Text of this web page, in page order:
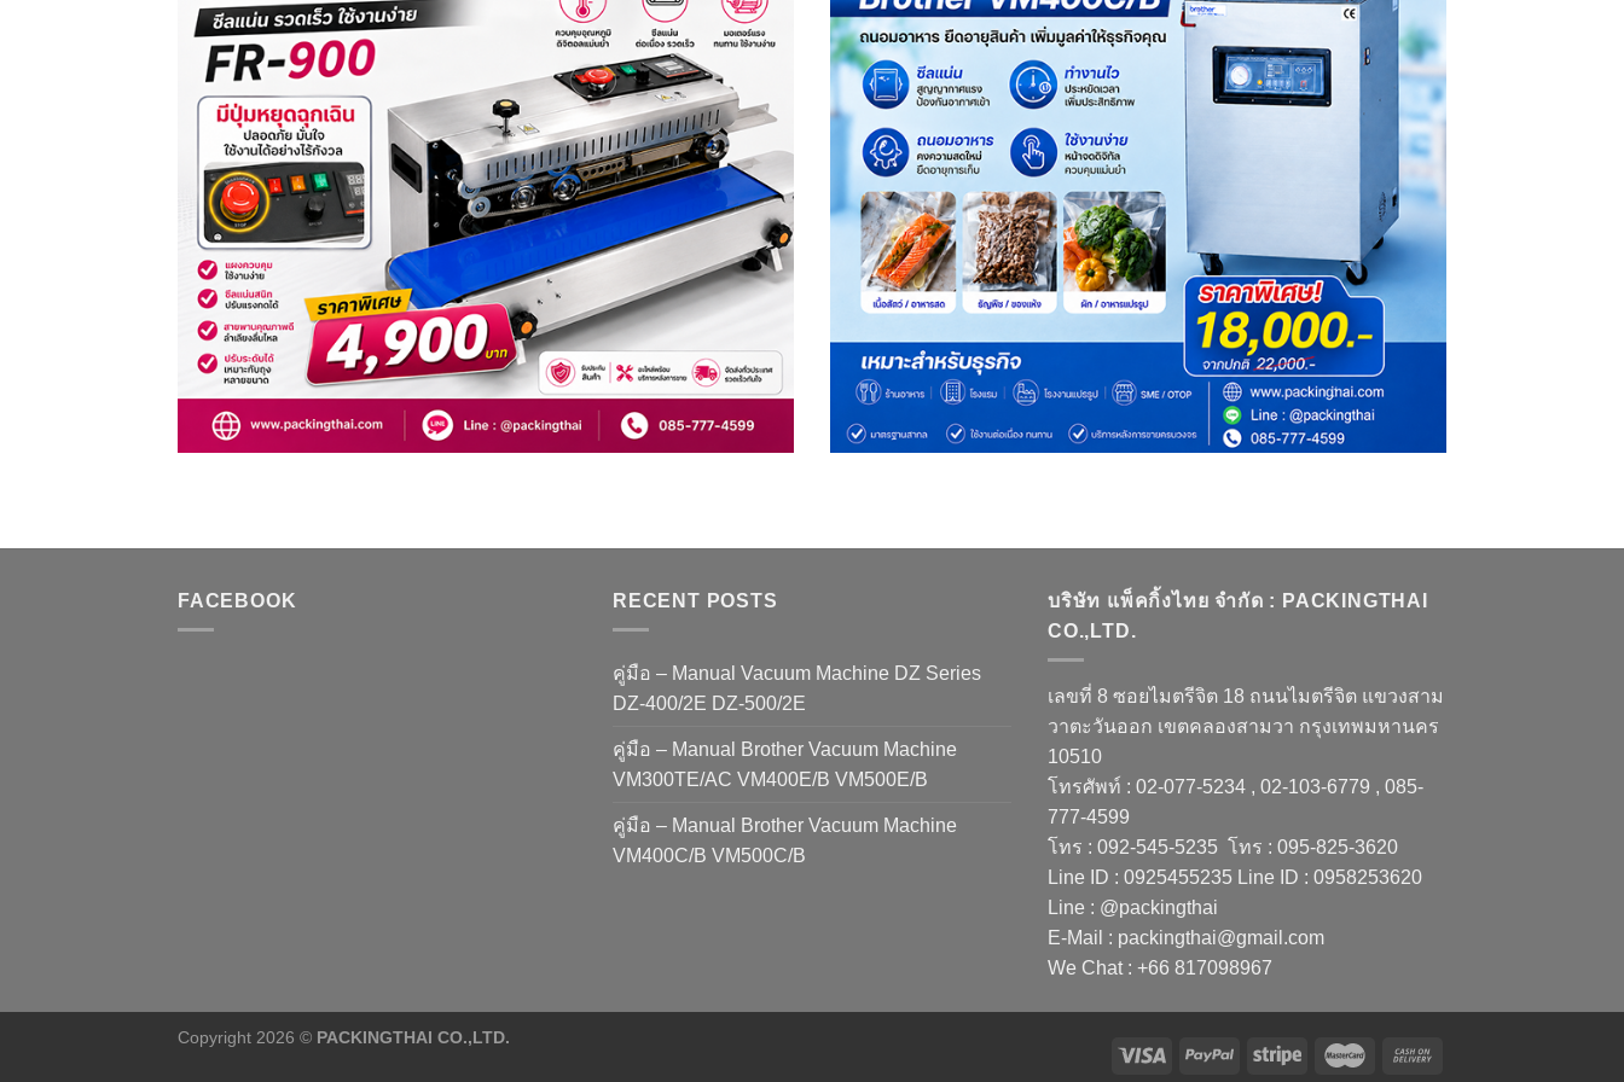
FACEBOOK RECENT POSTS
คู่มือ – Manual Vacuum Machine DZ Series
DZ-400/2E DZ-500/2E
คู่มือ – Manual Brother Vacuum Machine
VM300TE/AC VM400E/B VM500E/B
คู่มือ – Manual Brother Vacuum Machine
VM400C/B VM500C/B
บริษัท แพ็คกิ้งไทย จำกัด : PACKINGTHAI
CO.,LTD.
เลขที่ 8 ซอยไมตรีจิต 18 ถนนไมตรีจิต แขวงสาม
วาตะวันออก เขตคลองสามวา กรุงเทพมหานคร
10510
โทรศัพท์ : 02-077-5234 , 02-103-6779 , 085-
777-4599
โทร : 092-545-5235 โทร : 095-825-3620
Line ID : 0925455235 Line ID : 0958253620
Line : @packingthai
E-Mail : packingthai@gmail.com
We Chat : +66 817098967
Copyright 2026 © PACKINGTHAI CO.,LTD.